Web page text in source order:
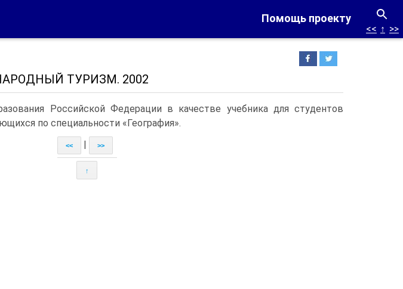
Помощь проекту
<< ↑ >>
ТУРИЗМ. 2002
Российской Федерации в качестве учебника для студентов
по специальности «География».
<< >>
↑